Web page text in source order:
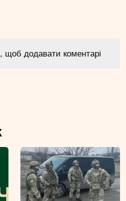
, щоб додавати коментарі